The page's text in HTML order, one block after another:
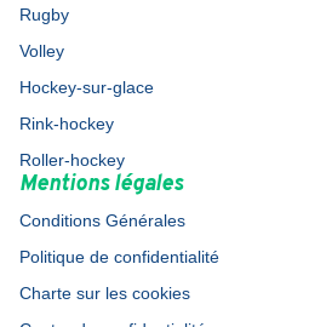
Rugby
Volley
Hockey-sur-glace
Rink-hockey
Roller-hockey
Mentions légales
Conditions Générales
Politique de confidentialité
Charte sur les cookies